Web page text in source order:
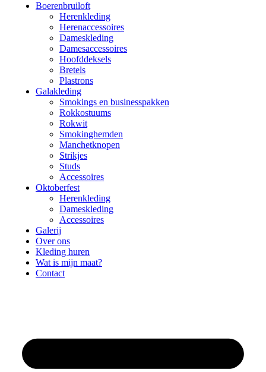
Boerenbruiloft
Herenkleding
Herenaccessoires
Dameskleding
Damesaccessoires
Hoofddeksels
Bretels
Plastrons
Galakleding
Smokings en businesspakken
Rokkostuums
Rokwit
Smokinghemden
Manchetknopen
Strikjes
Studs
Accessoires
Oktoberfest
Herenkleding
Dameskleding
Accessoires
Galerij
Over ons
Kleding huren
Wat is mijn maat?
Contact